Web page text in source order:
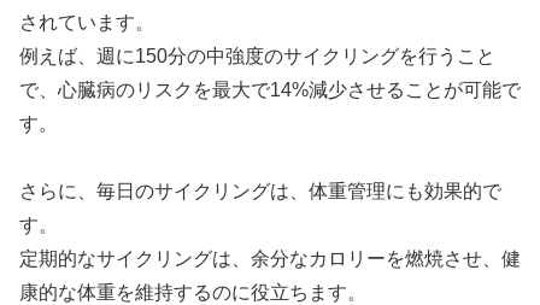
されています。
例えば、週に150分の中強度のサイクリングを行うこと
で、心臓病のリスクを最大で14%減少させることが可能で
す。
さらに、毎日のサイクリングは、体重管理にも効果的で
す。
定期的なサイクリングは、余分なカロリーを燃焼させ、健
康的な体重を維持するのに役立ちます。